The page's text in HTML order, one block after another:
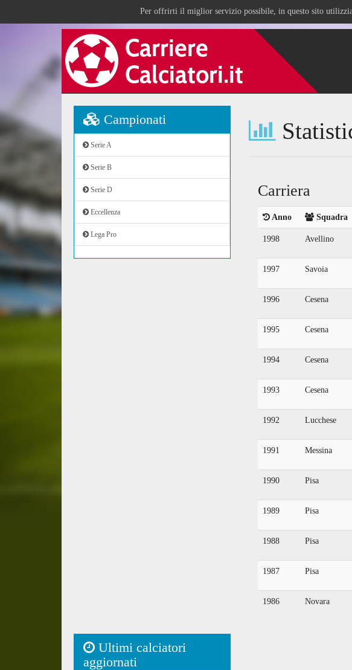
Per offrirti il miglior servizio possibile, in questo sito
Campionati
Serie A
Serie B
Serie D
Eccellenza
Lega Pro
Ultimi calciatori
aggiornati
Carriera
Anno Squadra
1998 Avellino
1997 Savoia
1996 Cesena
1995 Cesena
1994 Cesena
1993 Cesena
1992 Lucchese
1991 Messina
1990 Pisa
1989 Pisa
1988 Pisa
1987 Pisa
1986 Novara